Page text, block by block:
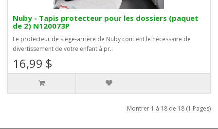
Nuby - Tapis protecteur pour les dossiers (paquet
de 2) N120073P
Le protecteur de siège-arrière de Nuby contient le nécessaire de
divertissement de votre enfant à pr..
16,99 $
Montrer 1 à 18 de 18 (1 Pages)